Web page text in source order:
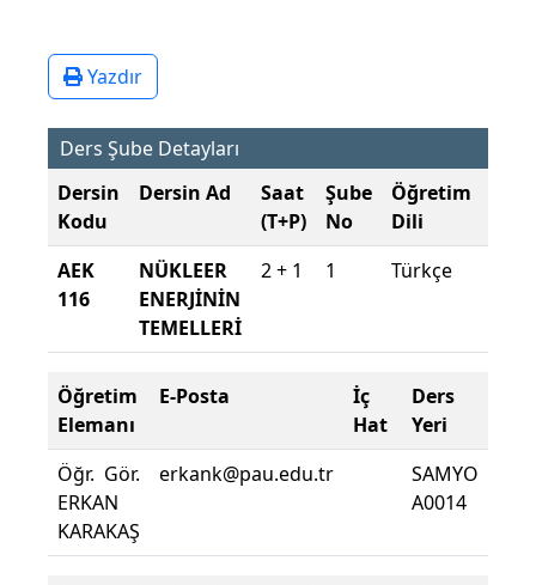
Yazdır
Ders Şube Detayları
Dersin
Kodu
Dersin Ad
Saat
(T+P)
Şube
No
Öğretim
Dili
AEK
116
NÜKLEER
ENERJİNİN
TEMELLERİ
2 + 1 1 Türkçe
Öğretim
Elemanı
E-Posta
İç
Hat
Ders
Yeri
Öğr. Gör.
ERKAN
KARAKAŞ
erkank@pau.edu.tr
SAMYO
A0014